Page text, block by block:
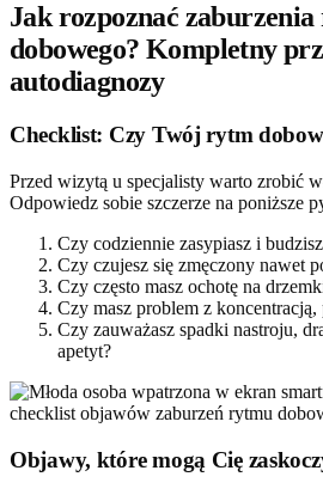
Jak rozpoznać
dobowego? Kompletny
autodiagnozy
Checklist: Czy Twój rytm
Przed wizytą u specjalisty warto zrobić
Odpowiedz sobie szczerze na poniższe
Czy codziennie zasypiasz i
Czy czujesz się zmęczony nawet
Czy często masz ochotę na
Czy masz problem z
Czy zauważasz spadki nastroju,
apetyt?
Objawy, które mogą Cię